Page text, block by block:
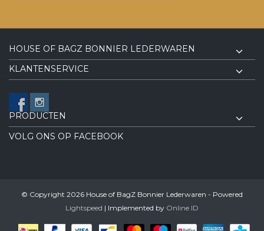
HOUSE OF BAGZ BONNIER LEDERWAREN
KLANTENSERVICE
PRODUCTEN
VOLG ONS OP FACEBOOK
© Copyright 2026 House of BagZ Bonnier Lederwaren - Powered
Lightspeed | Implemented by Online ID